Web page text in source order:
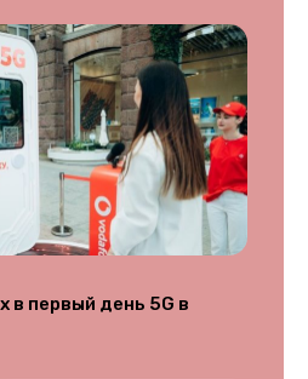
в первый день 5G в